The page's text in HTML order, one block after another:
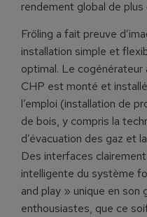
rendement global de plus
Fröling a fait preuve
installation simple et
optimal. Le
CHP est monté et
l’emploi (installation de
de bois, y compris la
d’évacuation des gaz et
Des interfaces
intelligente du système
and play » unique en
enthousiastes, que ce